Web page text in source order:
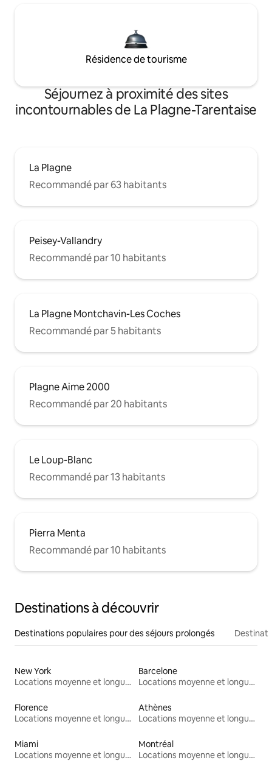
Résidence de tourisme
Séjournez à proximité des sites
incontournables de La Plagne-Tarentaise
La Plagne
Recommandé par 63 habitants
Peisey-Vallandry
Recommandé par 10 habitants
La Plagne Montchavin-Les Coches
Recommandé par 5 habitants
Plagne Aime 2000
Recommandé par 20 habitants
Le Loup-Blanc
Recommandé par 13 habitants
Pierra Menta
Recommandé par 10 habitants
Destinations à découvrir
Destinations populaires pour des séjours prolongés
New York
Locations moyenne et longue durée
Barcelone
Locations moyenne et longue durée
Florence
Locations moyenne et longue durée
Athènes
Locations moyenne et longue durée
Miami
Locations moyenne et longue durée
Montréal
Locations moyenne et longue durée